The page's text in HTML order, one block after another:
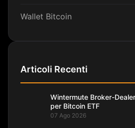
Wallet Bitcoin
Articoli Recenti
Wintermute Broker-
per Bitcoin ETF
07 Ago 2026